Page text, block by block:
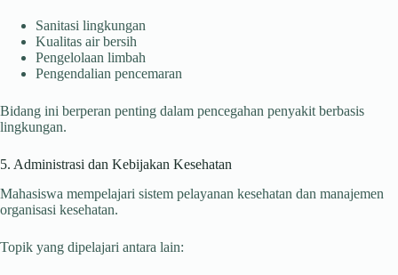
Sanitasi lingkungan
Kualitas air bersih
Pengelolaan limbah
Pengendalian pencemaran
Bidang ini berperan penting dalam pencegahan penyakit berbasis
lingkungan.
5. Administrasi dan Kebijakan Kesehatan
Mahasiswa mempelajari sistem pelayanan kesehatan dan manajemen
organisasi kesehatan.
Topik yang dipelajari antara lain: